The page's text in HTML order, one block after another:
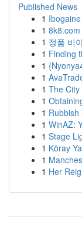
Published News
1
1
1 정품 비
1 Finding
1
1
1 The
1
1 Rubbish
1 WinAZ:
1 Stage
1 Köray
1
1 Her